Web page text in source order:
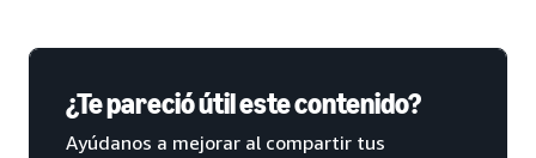
¿Te pareció útil este contenido?
Ayúdanos a mejorar al compartir tus